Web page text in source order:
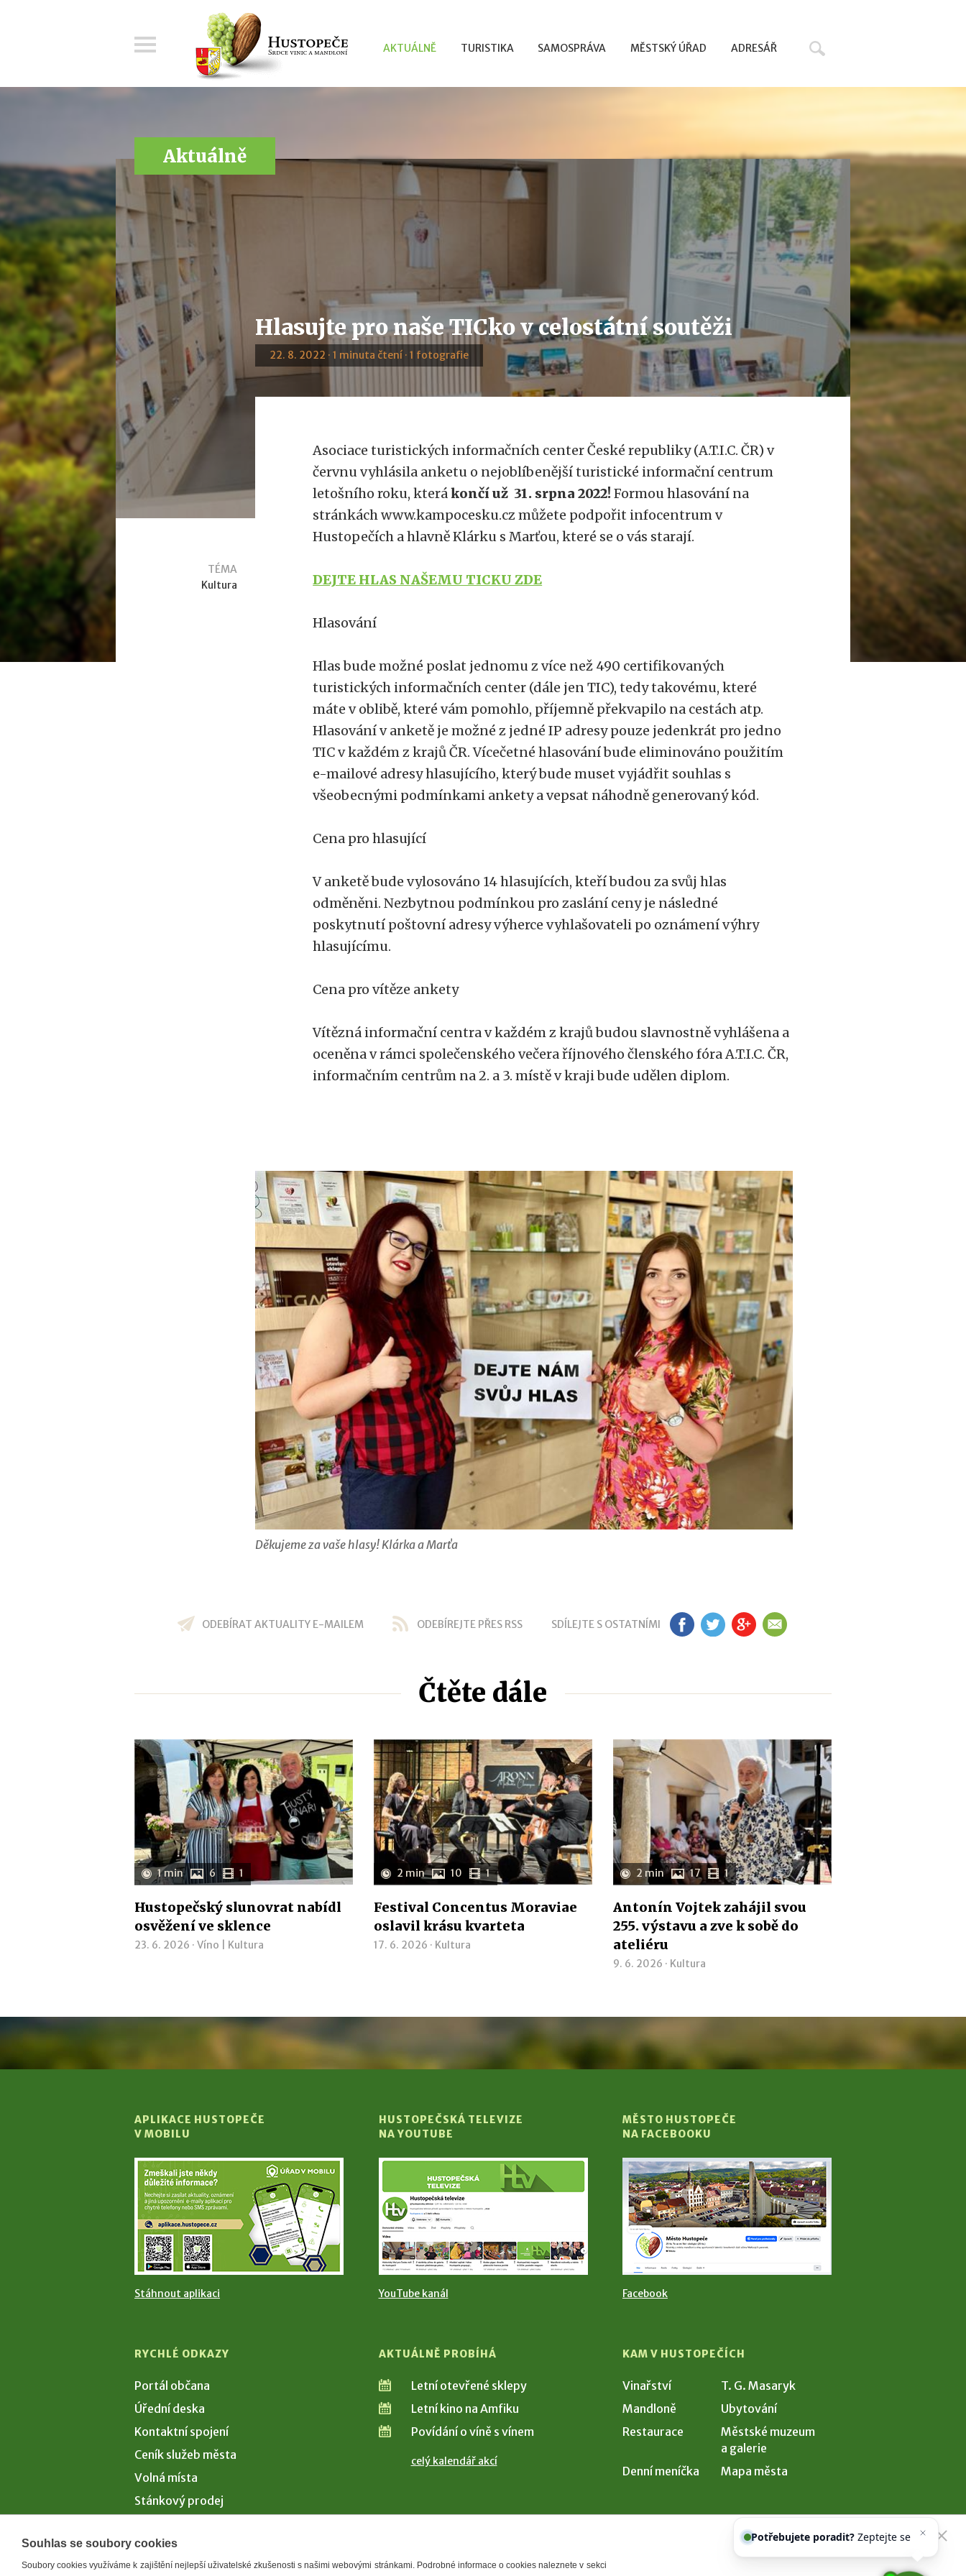
AKTUÁLNĚ TURISTIKA SAMOSPRÁVA MĚSTSKÝ ÚŘAD ADRESÁŘ
Aktuálně
Hlasujte pro naše TICko v celostátní soutěži
22. 8. 2022 · 1 minuta čtení · 1 fotografie
TÉMA
Kultura
Asociace turistických informačních center České republiky (A.T.I.C. ČR) v
červnu vyhlásila anketu o nejoblíbenější turistické informační centrum
letošního roku, kterákončí už 31. srpna 2022!Formou hlasování na
stránkách www.kampocesku.cz můžete podpořit infocentrum v
Hustopečích a hlavně Klárku s Marťou, které se o vás starají.
DEJTE HLAS NAŠEMU TICKU ZDE
Hlasování
Hlas bude možné poslat jednomu z více než 490 certifikovaných
turistických informačních center (dále jen TIC), tedy takovému, které
máte v oblibě, které vám pomohlo, příjemně překvapilo na cestách atp.
Hlasování v anketě je možné z jedné IP adresy pouze jedenkrát pro jedno
TIC v každém z krajů ČR. Vícečetné hlasování bude eliminováno použitím
e-mailové adresy hlasujícího, který bude muset vyjádřit souhlas s
všeobecnými podmínkami ankety a vepsat náhodně generovaný kód.
Cena pro hlasující
V anketě bude vylosováno 14 hlasujících, kteří budou za svůj hlas
odměněni. Nezbytnou podmínkou pro zaslání ceny je následné
poskytnutí poštovní adresy výherce vyhlašovateli po oznámení výhry
hlasujícímu.
Cena pro vítěze ankety
Vítězná informační centra v každém z krajů budou slavnostně vyhlášena a
oceněna v rámci společenského večera říjnového členského fóra A.T.I.C. ČR,
informačním centrům na 2. a 3. místě v kraji bude udělen diplom.
Děkujeme za vaše hlasy! Klárka a Marťa
ODEBÍRAT AKTUALITY E-MAILEM ODEBÍREJTE PŘES RSS SDÍLEJTE S OSTATNÍMI FB TW GP EM
Čtěte dále
1 min 6 1
Hustopečský slunovrat nabídl
osvěžení ve sklence
23. 6. 2026 · Víno Kultura
2 min 10 1
Festival Concentus Moraviae
oslavil krásu kvarteta
17. 6. 2026 · Kultura
2 min 17 1
Antonín Vojtek zahájil svou
255. výstavu a zve k sobě do
ateliéru
9. 6. 2026 · Kultura
APLIKACE HUSTOPEČE
V MOBILU
Stáhnout aplikaci
HUSTOPEČSKÁ TELEVIZE
NA YOUTUBE
YouTube kanál
MĚSTO HUSTOPEČE
NA FACEBOOKU
Facebook
RYCHLÉ ODKAZY
Portál občana
Úřední deska
Kontaktní spojení
Ceník služeb města
Volná místa
Stánkový prodej
AKTUÁLNĚ PROBÍHÁ
Letní otevřené sklepy
Letní kino na Amfiku
Povídání o víně s vínem
celý kalendář akcí
KAM V HUSTOPEČÍCH
Vinařství
T. G. Masaryk
Mandloně
Ubytování
Restaurace
Městské muzeum
a galerie
Denní meníčka
Mapa města
Souhlas se soubory cookies
Soubory cookies využíváme k zajištění nejlepší uživatelské zkušenosti s našimi webovými stránkami. Podrobné informace o cookies naleznete v sekci
našeho asistentaChettyho.